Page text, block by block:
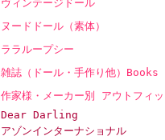
ヴィンテージドール
ヌードドール（素体）
ララループシー
雑誌（ドール・手作り他）Books
作家様・メーカー別 アウトフィッ
Dear Darling
アゾンインターナショナル